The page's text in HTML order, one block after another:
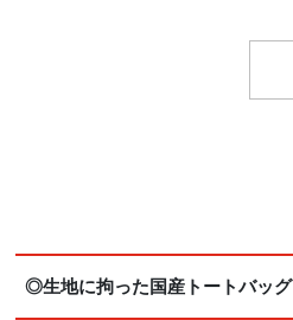
◎生地に拘った国産トートバッグ